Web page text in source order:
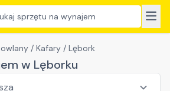
sprzętu na wynajem
/ Kafary / Lębork
w Lęborku